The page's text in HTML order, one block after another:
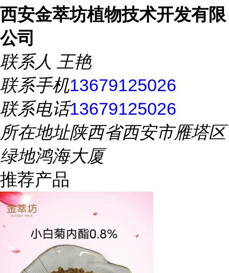
西安金萃坊植物技术开发有限
公司
联系人 王艳
联系手机13679125026
联系电话13679125026
所在地址陕西省西安市雁塔区
绿地鸿海大厦
推荐产品